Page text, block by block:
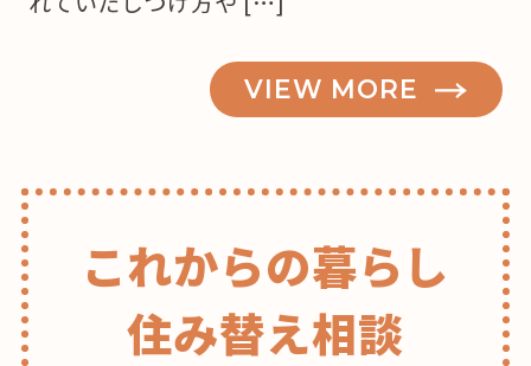
VIEW MORE
これからの暮らし
住み替え相談